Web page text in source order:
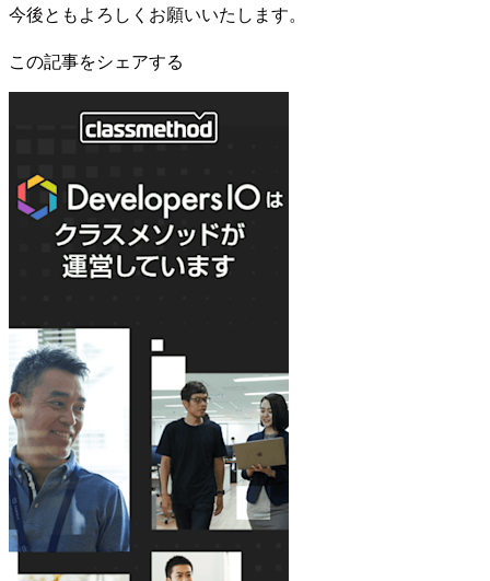
今後ともよろしくお願いいたします。
この記事をシェアする